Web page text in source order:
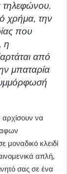
τηλεφώνου.
χρήμα, την
που
η
από
μπαταρία
αρχίσουν να
μοναδικό κλειδί
απλή,
σας σε ένα